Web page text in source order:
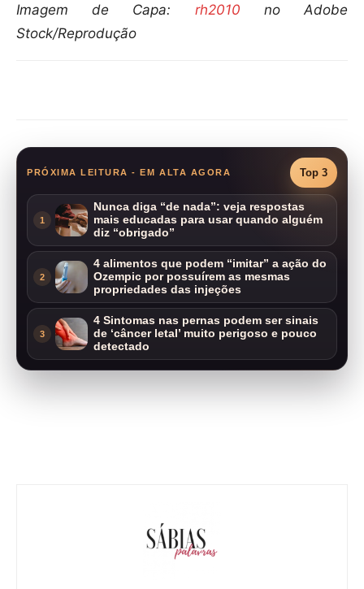
Imagem de Capa: rh2010 no Adobe
Stock/Reprodução
PRÓXIMA LEITURA - EM ALTA AGORA Top 3
1
Nunca diga “de nada”: veja respostas
mais educadas para usar quando alguém
diz “obrigado”
2
4 alimentos que podem “imitar” a ação do
Ozempic por possuírem as mesmas
propriedades das injeções
3
4 Sintomas nas pernas podem ser sinais
de ‘câncer letal’ muito perigoso e pouco
detectado